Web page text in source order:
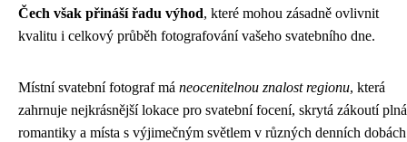
Čech však přináší řadu výhod, které mohou zásadně ovlivnit
kvalitu i celkový průběh fotografování vašeho svatebního dne.
Místní svatební fotograf má neocenitelnou znalost regionu, která
zahrnuje nejkrásnější lokace pro svatební focení, skrytá zákoutí plná
romantiky a místa s výjimečným světlem v různých denních